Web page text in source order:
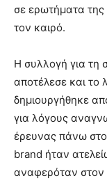
σε ερωτήματα
τον καιρό.
H συλλογή για τη
αποτέλεσε και
δημιουργήθηκε
για λόγους
έρευνας πάνω
brand ήταν
αναφερόταν στον